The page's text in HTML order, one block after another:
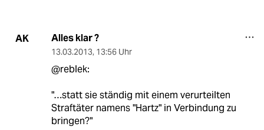
AK Alles klar ?
13.03.2013, 13:56 Uhr
@reblek:
"…statt sie ständig mit einem verurteilten
Straftäter namens "Hartz" in Verbindung zu
bringen?"